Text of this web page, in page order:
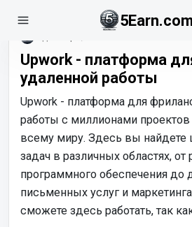
5Earn.com
Upwork - платформа
удаленной работы
Upwork - платформа для
работы с миллионами
всему миру. Здесь вы найдете
задач в различных областях, от
программного обеспечения до
письменных услуг и
сможете здесь работать, так